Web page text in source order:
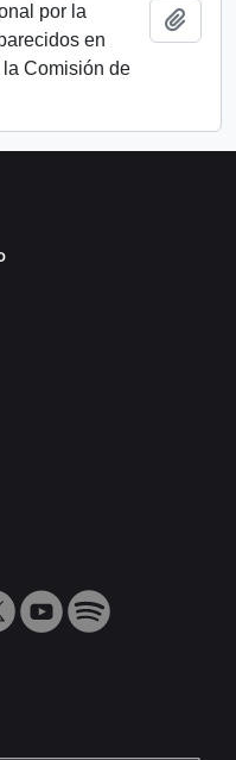
por la
en
Comisión de